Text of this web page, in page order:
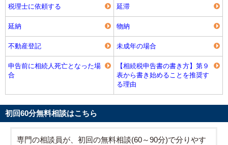
税理士に依頼する 延滞
延納 物納
不動産登記 未成年の場合
申告前に相続人死亡となった場
合
【相続税申告書の書き方】第９
表から書き始めることを推奨す
る理由
初回60分無料相談はこちら
専門の相談員が、初回の無料相談(60～90分)で分りやす